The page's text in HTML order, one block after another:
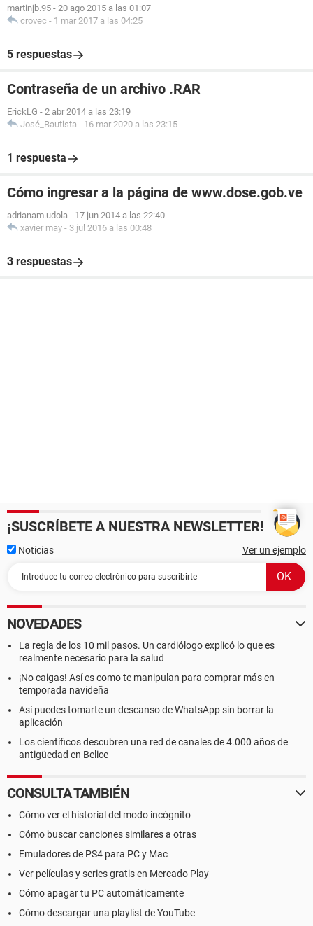
martinjb.95 - 20 ago 2015 a las 01:07
crovec - 1 mar 2017 a las 04:25
5 respuestas
Contraseña de un archivo .RAR
ErickLG - 2 abr 2014 a las 23:19
José_Bautista - 16 mar 2020 a las 23:15
1 respuesta
Cómo ingresar a la página de www.dose.gob.ve
adrianam.udola - 17 jun 2014 a las 22:40
xavier may - 3 jul 2016 a las 00:48
3 respuestas
¡SUSCRÍBETE A NUESTRA NEWSLETTER!
Noticias Ver un ejemplo
NOVEDADES
La regla de los 10 mil pasos. Un cardiólogo explicó lo que es
realmente necesario para la salud
¡No caigas! Así es como te manipulan para comprar más en
temporada navideña
Así puedes tomarte un descanso de WhatsApp sin borrar la
aplicación
Los científicos descubren una red de canales de 4.000 años de
antigüedad en Belice
CONSULTA TAMBIÉN
Cómo ver el historial del modo incógnito
Cómo buscar canciones similares a otras
Emuladores de PS4 para PC y Mac
Ver películas y series gratis en Mercado Play
Cómo apagar tu PC automáticamente
Cómo descargar una playlist de YouTube